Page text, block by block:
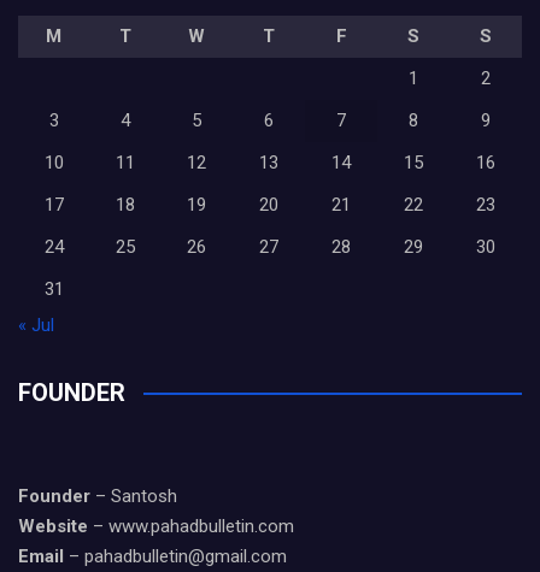
M T W T F S
S
1
2
3
4 5 6 7 8
9
10
11 12 13 14 15
16
17
18 19 20 21 22
23
24
25 26 27 28 29
30
31
« Jul
FOUNDER
Founder – Santosh
Website – www.pahadbulletin.com
Email – pahadbulletin@gmail.com